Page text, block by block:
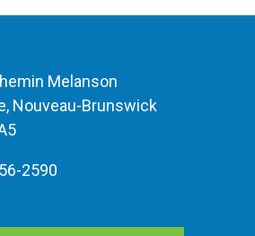
Melanson
Nouveau-Brunswick
2590